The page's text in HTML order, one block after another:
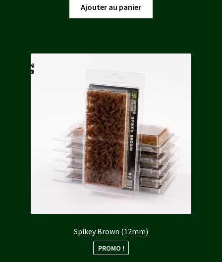
initial
était :
actuel
est :
Ajouter au panier
Spikey Brown (12mm)
PROMO !